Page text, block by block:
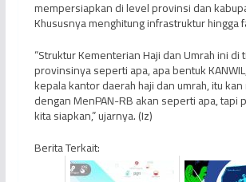
mempersiapkan di level provinsi dan
Khususnya menghitung infrastruktur hingga
“Struktur Kementerian Haji dan Umrah ini di
provinsinya seperti apa, apa bentuk
kepala kantor daerah haji dan umrah, itu
dengan MenPAN-RB akan seperti apa, tapi
kita siapkan,” ujarnya. (Iz)
Berita Terkait: